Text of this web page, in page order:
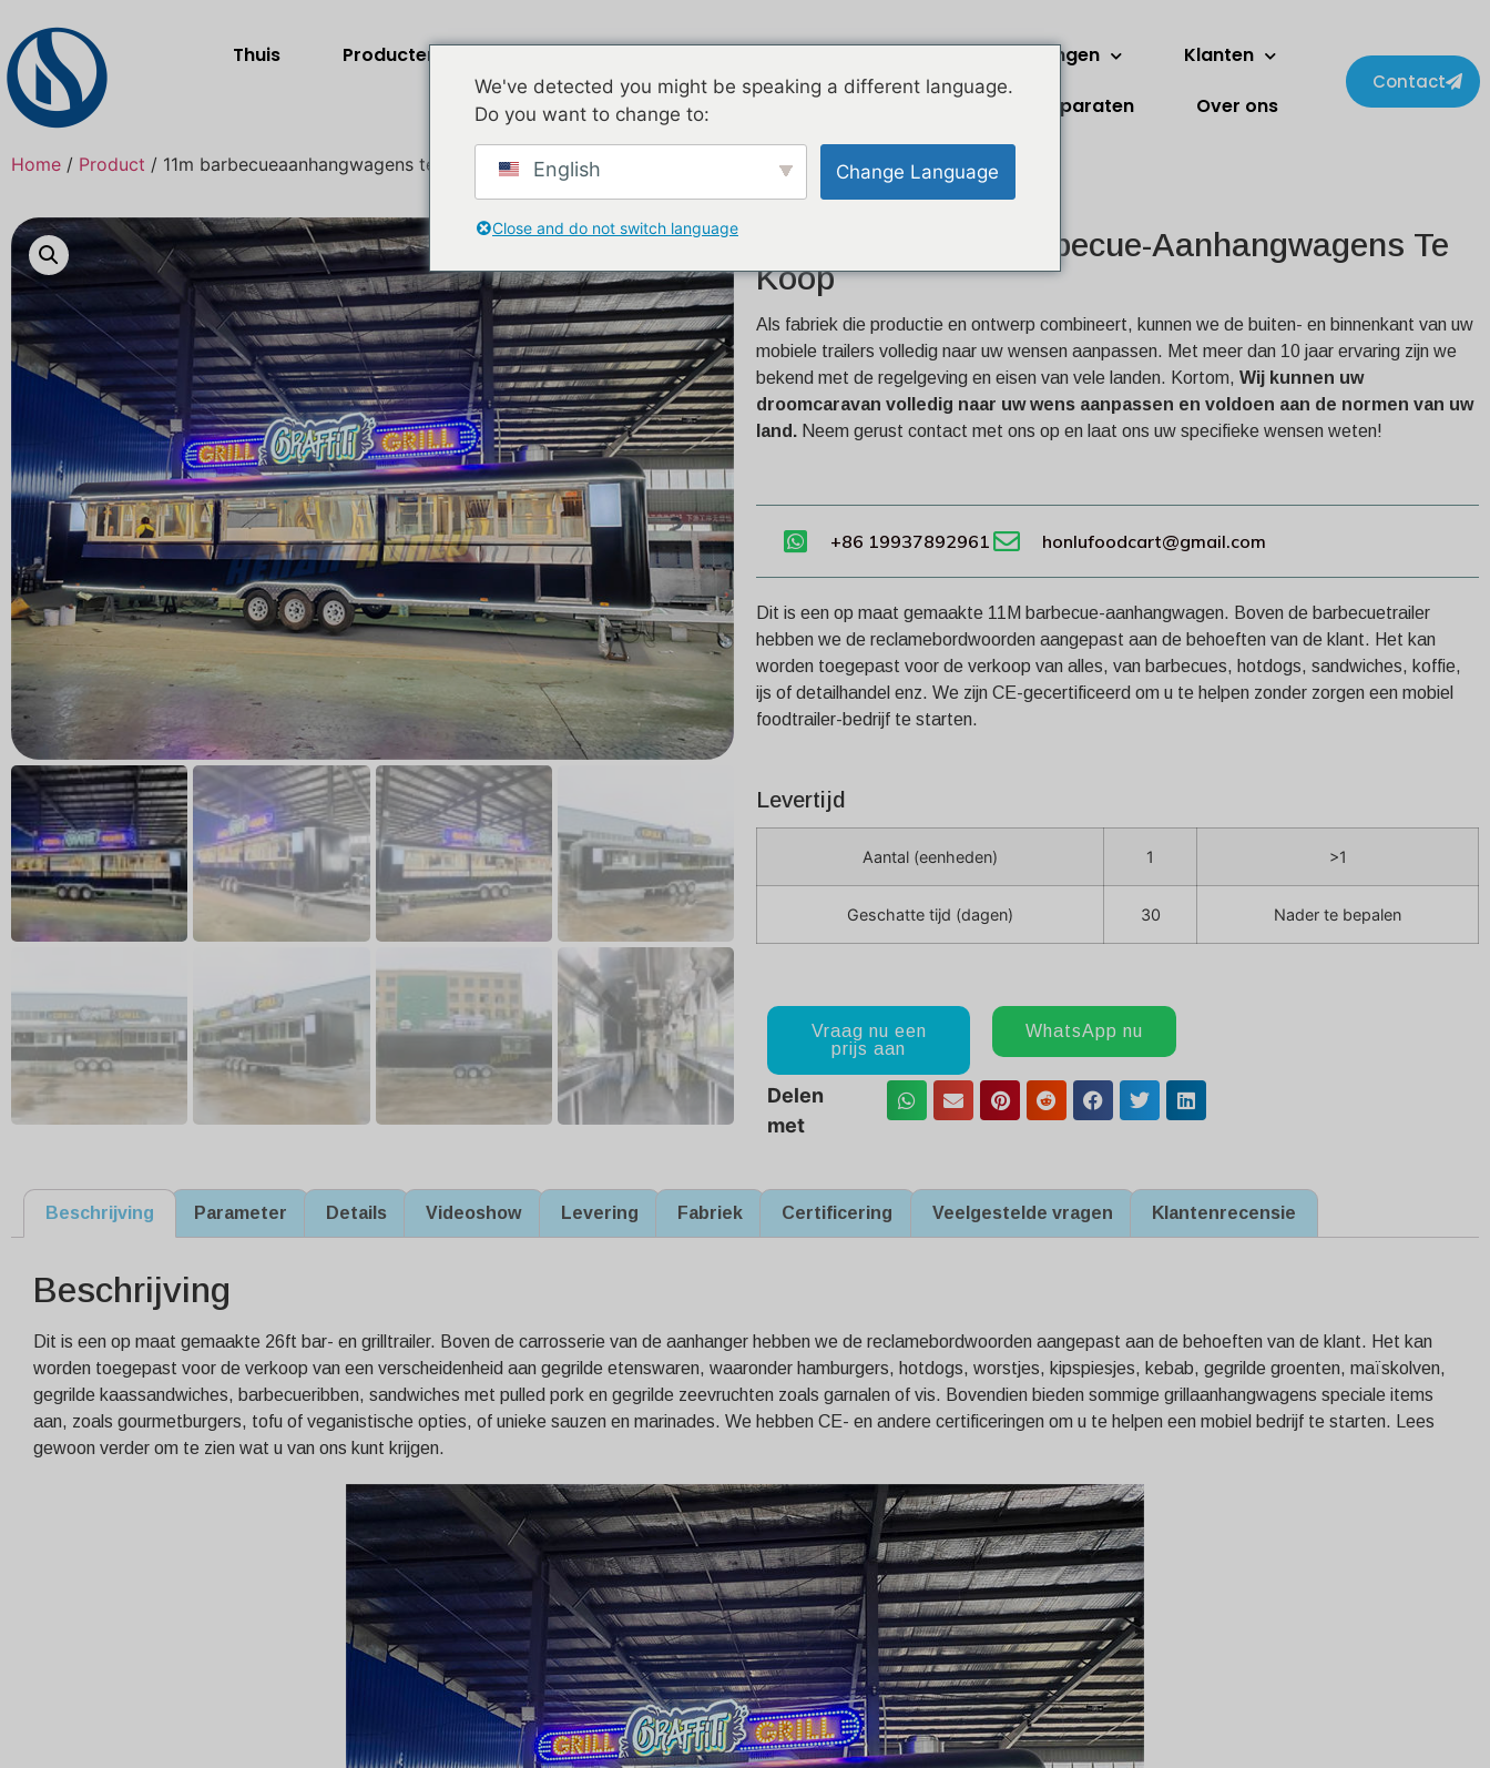
Thuis Producten Twee verdiepingen
Klanten
Apparaten
Over ons
Contact
Home / Product / 11m barbecueaanhangwagens te koop
11 Meter Lange Barbecue-Aanhangwagens Te
Koop
Als fabriek die productie en ontwerp combineert, kunnen we de buiten- en binnenkant van uw
mobiele trailers volledig naar uw wensen aanpassen. Met meer dan 10 jaar ervaring zijn we
bekend met de regelgeving en eisen van vele landen. Kortom, Wij kunnen uw
droomcaravan volledig naar uw wens aanpassen en voldoen aan de normen van uw
land. Neem gerust contact met ons op en laat ons uw specifieke wensen weten!
+86 19937892961 honlufoodcart@gmail.com
Dit is een op maat gemaakte 11M barbecue-aanhangwagen. Boven de barbecuetrailer
hebben we de reclamebordwoorden aangepast aan de behoeften van de klant. Het kan
worden toegepast voor de verkoop van alles, van barbecues, hotdogs, sandwiches, koffie,
ijs of detailhandel enz. We zijn CE-gecertificeerd om u te helpen zonder zorgen een mobiel
foodtrailer-bedrijf te starten.
Levertijd
Aantal (eenheden) 1 >1
Geschatte tijd (dagen) 30 Nader te bepalen
Vraag nu een
prijs aan
WhatsApp nu
Delen
met
Beschrijving Parameter Details Videoshow Levering Fabriek Certificering Veelgestelde vragen Klantenrecensie
Beschrijving
Dit is een op maat gemaakte 26ft bar- en grilltrailer. Boven de carrosserie van de aanhanger hebben we de reclamebordwoorden aangepast aan de behoeften van de klant. Het kan
worden toegepast voor de verkoop van een verscheidenheid aan gegrilde etenswaren, waaronder hamburgers, hotdogs, worstjes, kipspiesjes, kebab, gegrilde groenten, maïskolven,
gegrilde kaassandwiches, barbecueribben, sandwiches met pulled pork en gegrilde zeevruchten zoals garnalen of vis. Bovendien bieden sommige grillaanhangwagens speciale items
aan, zoals gourmetburgers, tofu of veganistische opties, of unieke sauzen en marinades. We hebben CE- en andere certificeringen om u te helpen een mobiel bedrijf te starten. Lees
gewoon verder om te zien wat u van ons kunt krijgen.
We've detected you might be speaking a different language.
Do you want to change to:
English Change Language
Close and do not switch language